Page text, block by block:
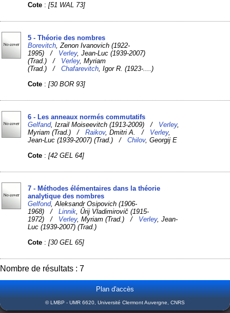
Cote :[51 WAL 73]
5 - Théorie des nombres
Borevitch , Zenon Ivanovich (1922-
1995) / Verley, Jean-Luc (1939-2007)
(Trad.) / Verley, Myriam
(Trad.) /Chafarevitch , Igor R. (1923-....)
Cote :[30 BOR 93]
6 - Les anneaux normés commutatifs
Gelfand, Izrail Moiseevitch (1913-2009) / Verley,
Myriam (Trad.) /Raikov, Dmitri A. / Verley,
Jean-Luc (1939-2007) (Trad.) /Chilov, Georgij E
Cote :[42 GEL 64]
7 - Méthodes élémentaires dans la théorie
analytique des nombres
Gelfond, Aleksandr Osipovich (1906-
1968) /Linnik , Ûrij Vladimirovič (1915-
1972) / Verley, Myriam (Trad.) / Verley, Jean-
Luc (1939-2007) (Trad.)
Cote :[30 GEL 65]
Nombre de résultats : 7
Plan d'accès
© LMBP - UMR 6620, Université Clermont Auvergne, CNRS